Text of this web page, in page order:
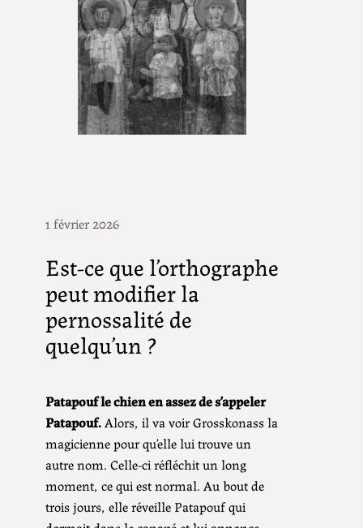
1 février 2026
Est-ce que l’orthographe
peut modifier la
pernossalité de
quelqu’un ?
Patapouf le chien en assez de s’appeler
Patapouf. Alors, il va voir Grosskonass la
magicienne pour qu’elle lui trouve un
autre nom. Celle-ci réfléchit un long
moment, ce qui est normal. Au bout de
trois jours, elle réveille Patapouf qui